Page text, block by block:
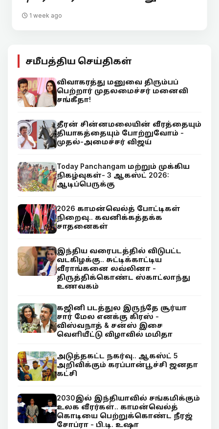
1 week ago
சமீபத்திய செய்திகள்
விவாகரத்து மனுவை திரும்பப்
பெற்றார் முதலமைச்சர் மனைவி
சங்கீதா!
தீரன் சின்னமலையின் வீரத்தையும்
தியாகத்தையும் போற்றுவோம் -
முதல்-அமைச்சர் விஜய்
Today Panchangam மற்றும் முக்கிய
நிகழ்வுகள்- 3 ஆகஸ்ட் 2026:
ஆடிப்பெருக்கு
2026 காமன்வெல்த் போட்டிகள்
நிறைவு.. கவனிக்கத்தக்க
சாதனைகள்
இந்திய வரைபடத்தில் விடுபட்ட
வடகிழக்கு.. சுட்டிக்காட்டிய
வீராங்கனை லவ்லினா -
திருத்திக்கொண்ட ஸ்காட்லாந்து
உணவகம்
கஜினி படத்துல இருந்தே சூர்யா
சார் மேல எனக்கு கிரஸ் -
விஸ்வநாத் & சன்ஸ் இசை
வெளியீட்டு விழாவில் மமிதா
அடுத்தகட்ட நகர்வு.. ஆகஸ்ட் 5
அறிவிக்கும் கரப்பான்பூச்சி ஜனதா
கட்சி
2030இல் இந்தியாவில் சங்கமிக்கும்
உலக வீரர்கள்.. காமன்வெல்த்
கொடியை பெற்றுக்கொண்ட நீரஜ்
சோப்ரா - பி.டி. உஷா